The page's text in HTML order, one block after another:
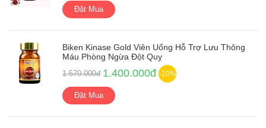
Đặt Mua
Biken Kinase Gold Viên Uống Hỗ Trợ Lưu Thông
Máu Phòng Ngừa Đột Quỵ
1.570.000đ 1.400.000đ -10%
Đặt Mua